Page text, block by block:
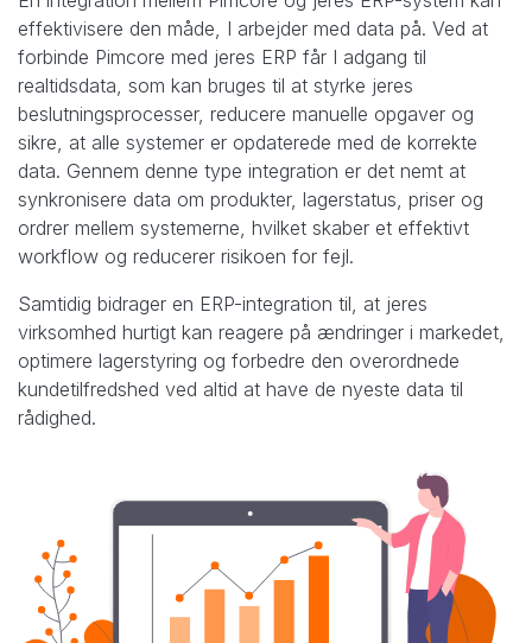
effektivisere den måde, I arbejder med data på. Ved at
forbinde Pimcore med jeres ERP får I adgang til
realtidsdata, som kan bruges til at styrke jeres
beslutningsprocesser, reducere manuelle opgaver og
sikre, at alle systemer er opdaterede med de korrekte
data. Gennem denne type integration er det nemt at
synkronisere data om produkter, lagerstatus, priser og
ordrer mellem systemerne, hvilket skaber et effektivt
workflow og reducerer risikoen for fejl.
Samtidig bidrager en ERP-integration til, at jeres
virksomhed hurtigt kan reagere på ændringer i markedet,
optimere lagerstyring og forbedre den overordnede
kundetilfredshed ved altid at have de nyeste data til
rådighed.